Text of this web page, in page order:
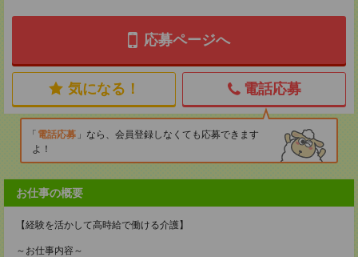
応募ページへ
気になる！ 電話応募
電話応募
なら、会員登録しなくても応募できます
よ！
お仕事の概要
【経験を活かして高時給で働ける介護】
～お仕事内容～